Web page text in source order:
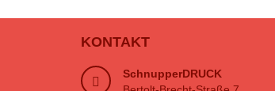
KONTAKT
SchnupperDRUCK